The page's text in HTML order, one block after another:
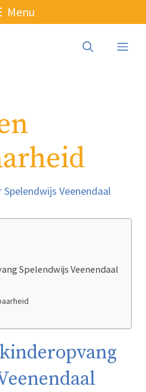
Menu
Spelendwijs Veenendaal
Spelendwijs Veenendaal